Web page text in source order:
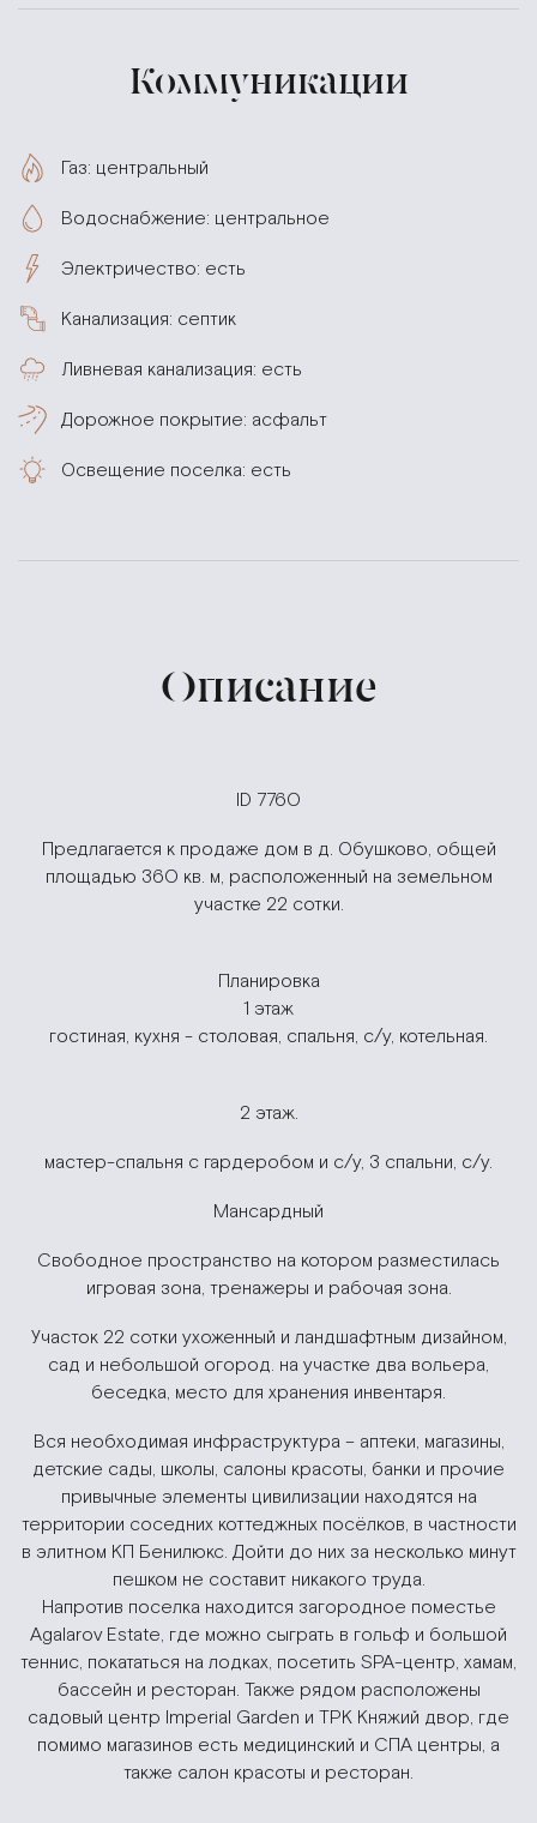
Коммуникации
Газ: центральный
Водоснабжение: центральное
Электричество: есть
Канализация: септик
Ливневая канализация: есть
Дорожное покрытие: асфальт
Освещение поселка: есть
Описание
ID 7760
Предлагается к продаже дом в д. Обушково, общей
площадью 360 кв. м, расположенный на земельном
участке 22 сотки.
Планировка
1 этаж
гостиная, кухня - столовая, спальня, с/у, котельная.
2 этаж.
мастер-спальня с гардеробом и с/у, 3 спальни, с/у.
Мансардный
Свободное пространство на котором разместилась
игровая зона, тренажеры и рабочая зона.
Участок 22 сотки ухоженный и ландшафтным дизайном,
сад и небольшой огород. на участке два вольера,
беседка, место для хранения инвентаря.
Вся необходимая инфраструктура – аптеки, магазины,
детские сады, школы, салоны красоты, банки и прочие
привычные элементы цивилизации находятся на
территории соседних коттеджных посёлков, в частности
в элитном КП Бенилюкс. Дойти до них за несколько минут
пешком не составит никакого труда.
Напротив поселка находится загородное поместье
Agalarov Estate, где можно сыграть в гольф и большой
теннис, покататься на лодках, посетить SPA-центр, хамам,
бассейн и ресторан. Также рядом расположены
садовый центр Imperial Garden и ТРК Княжий двор, где
помимо магазинов есть медицинский и СПА центры, а
также салон красоты и ресторан.